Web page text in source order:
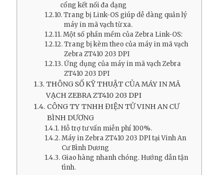
cổng kết nối đa dạng
Trang bị Link-OS giúp dễ dàng quản lý
máy in mã vạch từ xa.
Một số phần mềm của Zebra Link-OS:
Trang bị kèm theo của máy in mã vạch
Zebra ZT410 203 DPI
Ứng dụng của máy in mã vạch Zebra
ZT410 203 DPI
THÔNG SỐ KỸ THUẬT CỦA MÁY IN MÃ
VẠCH ZEBRA ZT410 203 DPI
CÔNG TY TNHH ĐIỆN TỬ VINH AN CƯ
BÌNH DƯƠNG
Hỗ trợ tư vấn miễn phí 100%.
Máy in Zebra ZT410 203 DPI tại Vinh An
Cư Bình Dương
Giao hàng nhanh chóng. Hướng dẫn tận
tình.